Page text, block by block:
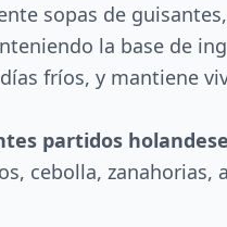
sopas de
la base de
fríos, y mantiene
partidos
cebolla,